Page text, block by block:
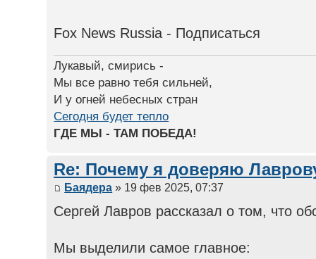
Fox News Russia - Подписаться
Лукавый, смирись -
Мы все равно тебя сильней,
И у огней небесных стран
Сегодня будет тепло
ГДЕ МЫ - ТАМ ПОБЕДА!
Re: Почему я доверяю
Баядера » 19 фев 2025, 07:37
Сергей Лавров рассказал о том, что
Мы выделили самое главное: